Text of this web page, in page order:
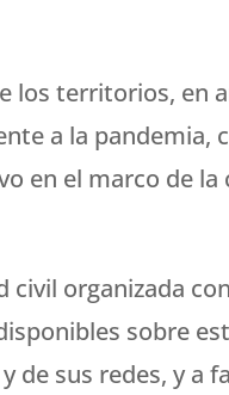
los territorios, en
a la
en el marco de la
civil organizada
sobre
de sus redes, y a